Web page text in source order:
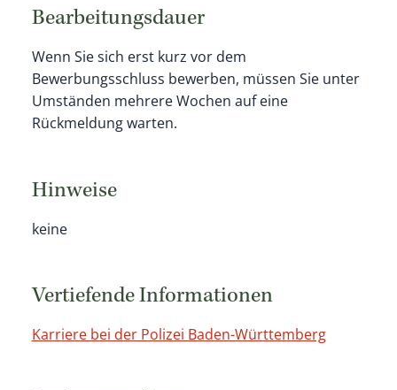
Bearbeitungsdauer
Wenn Sie sich erst kurz vor dem
Bewerbungsschluss bewerben, müssen Sie unter
Umständen mehrere Wochen auf eine
Rückmeldung warten.
Hinweise
keine
Vertiefende Informationen
Karriere bei der Polizei Baden-Württemberg